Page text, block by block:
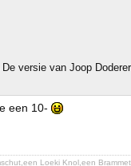
De versie van Joop
een 10-
Loeki Knol,een